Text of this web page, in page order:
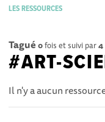
LES RESSOURCES
Tagué 0fois et suivi par4
#ART-
Il n'y a aucun